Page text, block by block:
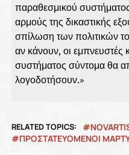
παραθεσμικού
αρμούς της δικαστικής
σπίλωση των πολιτικών
αν κάνουν, οι εμπνευστές
συστήματος σύντομα θα
λογοδοτήσουν.»
RELATED TOPICS:
ΠΡΟΣΤΑΤΕΥΌΜΕΝΟΙ